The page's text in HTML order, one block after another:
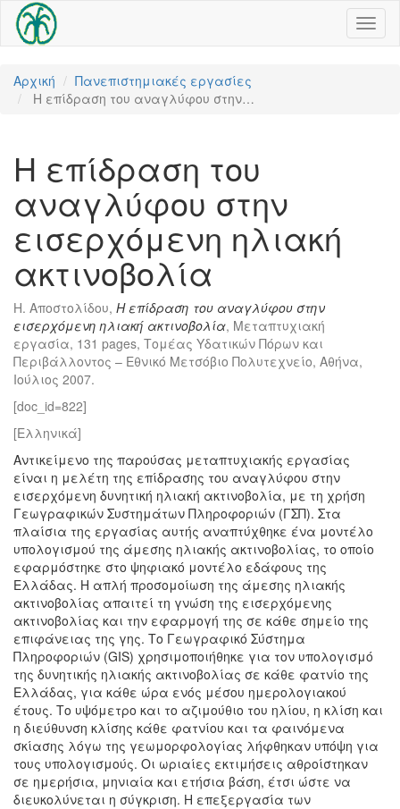
Αρχική
Πανεπιστημιακές εργασίες
Η επίδραση του αναγλύφου στην…
Η επίδραση του
αναγλύφου στην
εισερχόμενη ηλιακή
ακτινοβολία
Η. Αποστολίδου, Η επίδραση του αναγλύφου στην
εισερχόμενη ηλιακή ακτινοβολία, Μεταπτυχιακή
εργασία, 131 pages, Τομέας Υδατικών Πόρων και
Περιβάλλοντος – Εθνικό Μετσόβιο Πολυτεχνείο, Αθήνα,
Ιούλιος 2007.
[doc_id=822]
[Ελληνικά]
Αντικείμενο της παρούσας μεταπτυχιακής εργασίας
είναι η μελέτη της επίδρασης του αναγλύφου στην
εισερχόμενη δυνητική ηλιακή ακτινοβολία, με τη χρήση
Γεωγραφικών Συστημάτων Πληροφοριών (ΓΣΠ). Στα
πλαίσια της εργασίας αυτής αναπτύχθηκε ένα μοντέλο
υπολογισμού της άμεσης ηλιακής ακτινοβολίας, το οποίο
εφαρμόστηκε στο ψηφιακό μοντέλο εδάφους της
Ελλάδας. Η απλή προσομοίωση της άμεσης ηλιακής
ακτινοβολίας απαιτεί τη γνώση της εισερχόμενης
ακτινοβολίας και την εφαρμογή της σε κάθε σημείο της
επιφάνειας της γης. Το Γεωγραφικό Σύστημα
Πληροφοριών (GIS) χρησιμοποιήθηκε για τον υπολογισμό
της δυνητικής ηλιακής ακτινοβολίας σε κάθε φατνίο της
Ελλάδας, για κάθε ώρα ενός μέσου ημερολογιακού
έτους. Το υψόμετρο και το αζιμούθιο του ηλίου, η κλίση και
η διεύθυνση κλίσης κάθε φατνίου και τα φαινόμενα
σκίασης λόγω της γεωμορφολογίας λήφθηκαν υπόψη για
τους υπολογισμούς. Οι ωριαίες εκτιμήσεις αθροίστηκαν
σε ημερήσια, μηνιαία και ετήσια βάση, έτσι ώστε να
διευκολύνεται η σύγκριση. Η επεξεργασία των